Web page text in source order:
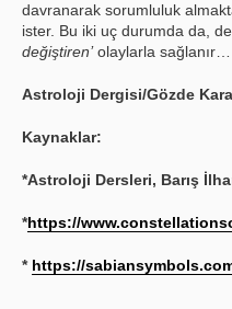
davranarak sorumluluk
ister. Bu iki uç durumda da,
değiştiren’olaylarla sağlanır…
Astroloji Dergisi/Gözde Kara
Kaynaklar:
*Astroloji Dersleri, Barış
*https://
* https://